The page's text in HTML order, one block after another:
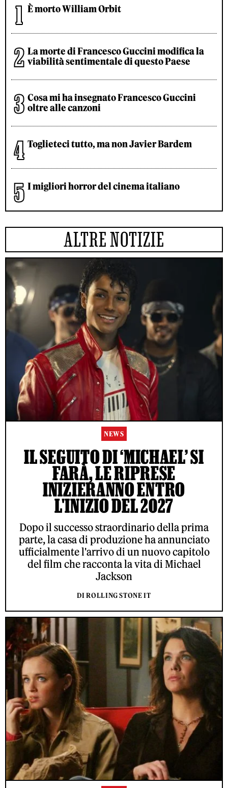
È morto William Orbit
La morte di Francesco Guccini modifica la
viabilità sentimentale di questo Paese
Cosa mi ha insegnato Francesco Guccini
oltre alle canzoni
Toglieteci tutto, ma non Javier Bardem
I migliori horror del cinema italiano
ALTRE NOTIZIE
NEWS
IL SEGUITO DI ‘MICHAEL’ SI
FARÀ, LE RIPRESE
INIZIERANNO ENTRO
L'INIZIO DEL 2027
Dopo il successo straordinario della prima
parte, la casa di produzione ha annunciato
ufficialmente l'arrivo di un nuovo capitolo
del film che racconta la vita di Michael
Jackson
DI ROLLING STONE IT